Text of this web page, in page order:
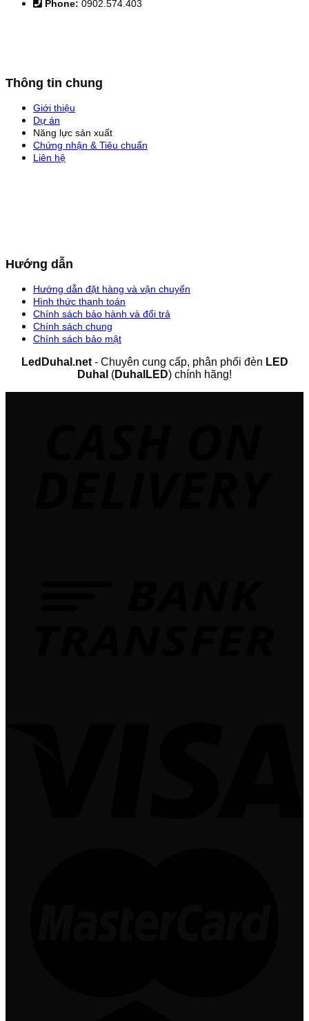
Phone: 0902.574.403
Thông tin chung
Giới thiệu
Dự án
Năng lực sản xuất
Chứng nhận & Tiêu chuẩn
Liên hệ
Hướng dẫn
Hướng dẫn đặt hàng và vận chuyển
Hình thức thanh toán
Chính sách bảo hành và đổi trả
Chính sách chung
Chính sách bảo mật
LedDuhal.net- Chuyên cung cấp, phân phối đèn LED
Duhal (DuhalLED) chính hãng!